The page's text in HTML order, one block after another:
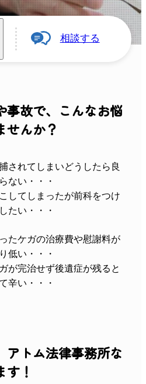
相談する
故で、 こんなお悩
せんか？
されてしまいどうしたら良
ない・・・
してしまったが前科をつけ
たい・・・
たケガの治療費や慰謝料が
低い・・・
が完治せず後遺症が残ると
辛い・・・
アトム法律事務所な
！